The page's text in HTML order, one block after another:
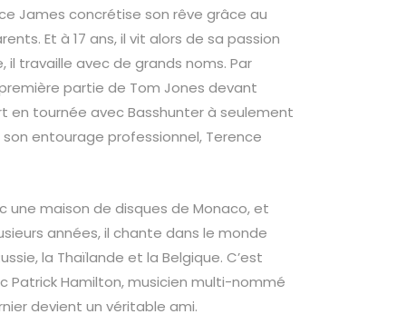
James concrétise son rêve grâce au
Et à 17 ans, il vit alors de sa passion
il travaille avec de grands noms. Par
partie de Tom Jones devant
en tournée avec Basshunter à seulement
entourage professionnel, Terence
une maison de disques de Monaco, et
années, il chante dans le monde
la Thaïlande et la Belgique. C’est
Patrick Hamilton, musicien multi-nommé
devient un véritable ami.